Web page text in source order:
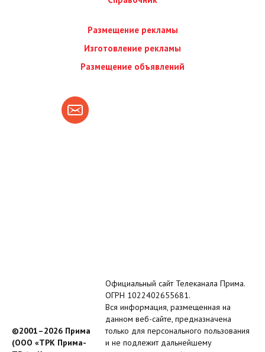
Размещение рекламы
Изготовление рекламы
Размещение объявлений
©2001–2026 Прима
(ООО «ТРК Прима-
Официальный сайт Телеканала Прима.
ОГРН 1022402655681.
Вся информация, размещенная на
данном веб-сайте, предназначена
только для персонального пользования
и не подлежит дальнейшему